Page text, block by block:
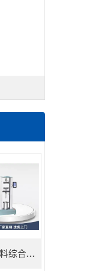
土工材料综合试验机